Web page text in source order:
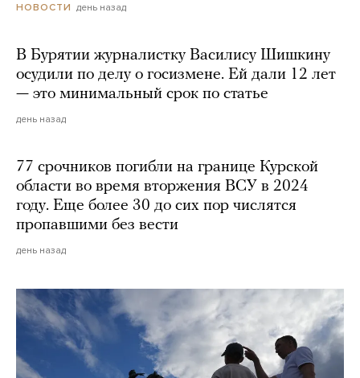
НОВОСТИ день назад
В Бурятии журналистку Василису Шишкину
осудили по делу о госизмене. Ей дали 12 лет
— это минимальный срок по статье
день назад
77 срочников погибли на границе Курской
области во время вторжения ВСУ в 2024
году. Еще более 30 до сих пор числятся
пропавшими без вести
день назад